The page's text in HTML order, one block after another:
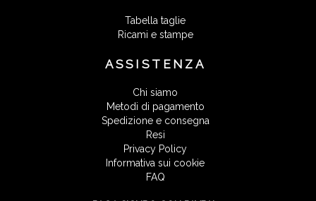
Tabella taglie
Ricami e stampe
ASSISTENZA
Chi siamo
Metodi di pagamento
Spedizione e consegna
Resi
Privacy Policy
Informativa sui cookie
FAQ